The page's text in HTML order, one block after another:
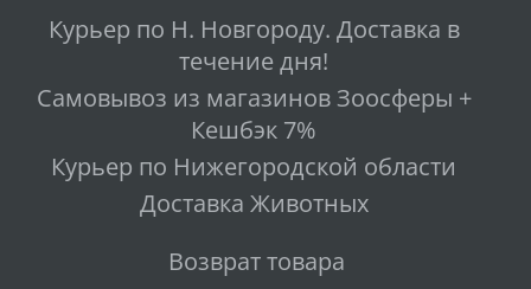
Курьер по Н. Новгороду. Доставка в
течение дня!
Самовывоз из магазинов Зоосферы +
Кешбэк 7%
Курьер по Нижегородской области
Доставка Животных
Возврат товара